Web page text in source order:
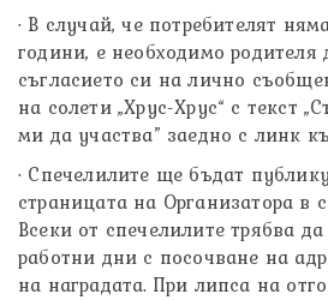
· В случай, че потребителят
години, е необходимо родителя
съгласието си на лично
на солети „Хрус-Хрус“ с текст
ми да участва” заедно с линк
· Спечелилите ще бъдат
страницата на Организатора в
Всеки от спечелилите трябва
работни дни с посочване на
на наградата. При липса на